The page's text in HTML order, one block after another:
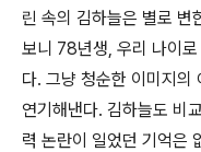
린 속의 김하늘은 별로 변
보니 78년생, 우리 나이
다. 그냥 청순한 이미지의
연기해낸다. 김하늘도 비
력 논란이 일었던 기억은